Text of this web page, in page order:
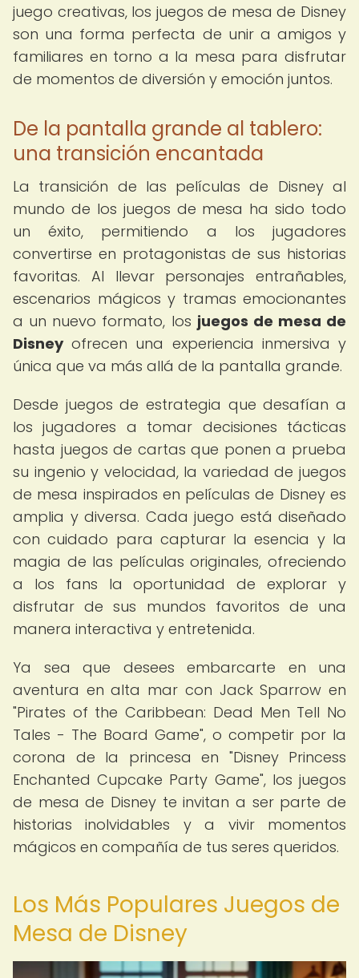
juego creativas, los juegos de mesa de Disney
son una forma perfecta de unir a amigos y
familiares en torno a la mesa para disfrutar
de momentos de diversión y emoción juntos.
De la pantalla grande al tablero:
una transición encantada
La transición de las películas de Disney al
mundo de los juegos de mesa ha sido todo
un éxito, permitiendo a los jugadores
convertirse en protagonistas de sus historias
favoritas. Al llevar personajes entrañables,
escenarios mágicos y tramas emocionantes
a un nuevo formato, los juegos de mesa de
Disneyofrecen una experiencia inmersiva y
única que va más allá de la pantalla grande.
Desde juegos de estrategia que desafían a
los jugadores a tomar decisiones tácticas
hasta juegos de cartas que ponen a prueba
su ingenio y velocidad, la variedad de juegos
de mesa inspirados en películas de Disney es
amplia y diversa. Cada juego está diseñado
con cuidado para capturar la esencia y la
magia de las películas originales, ofreciendo
a los fans la oportunidad de explorar y
disfrutar de sus mundos favoritos de una
manera interactiva y entretenida.
Ya sea que desees embarcarte en una
aventura en alta mar con Jack Sparrow en
"Pirates of the Caribbean: Dead Men Tell No
Tales - The Board Game", o competir por la
corona de la princesa en "Disney Princess
Enchanted Cupcake Party Game", los juegos
de mesa de Disney te invitan a ser parte de
historias inolvidables y a vivir momentos
mágicos en compañía de tus seres queridos.
Los Más Populares Juegos de
Mesa de Disney